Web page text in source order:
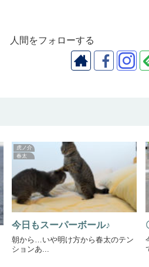
人間をフォローする
虎ノ介
春太
今日もスーパーボール♪
朝から…いや明け方から春太のテン
ションあ...